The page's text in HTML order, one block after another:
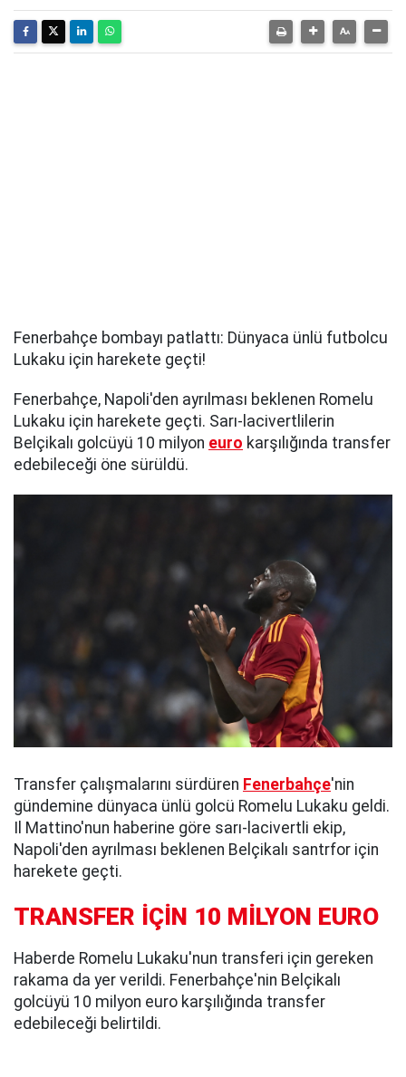
Fenerbahçe bombayı patlattı: Dünyaca ünlü futbolcu
Lukaku için harekete geçti!
Fenerbahçe, Napoli'den ayrılması beklenen Romelu
Lukaku için harekete geçti. Sarı-lacivertlilerin
Belçikalı golcüyü 10 milyon euro karşılığında transfer
edebileceği öne sürüldü.
Transfer çalışmalarını sürdüren Fenerbahçe'nin
gündemine dünyaca ünlü golcü Romelu Lukaku geldi.
Il Mattino'nun haberine göre sarı-lacivertli ekip,
Napoli'den ayrılması beklenen Belçikalı santrfor için
harekete geçti.
TRANSFER İÇİN 10 MİLYON EURO
Haberde Romelu Lukaku'nun transferi için gereken
rakama da yer verildi. Fenerbahçe'nin Belçikalı
golcüyü 10 milyon euro karşılığında transfer
edebileceği belirtildi.